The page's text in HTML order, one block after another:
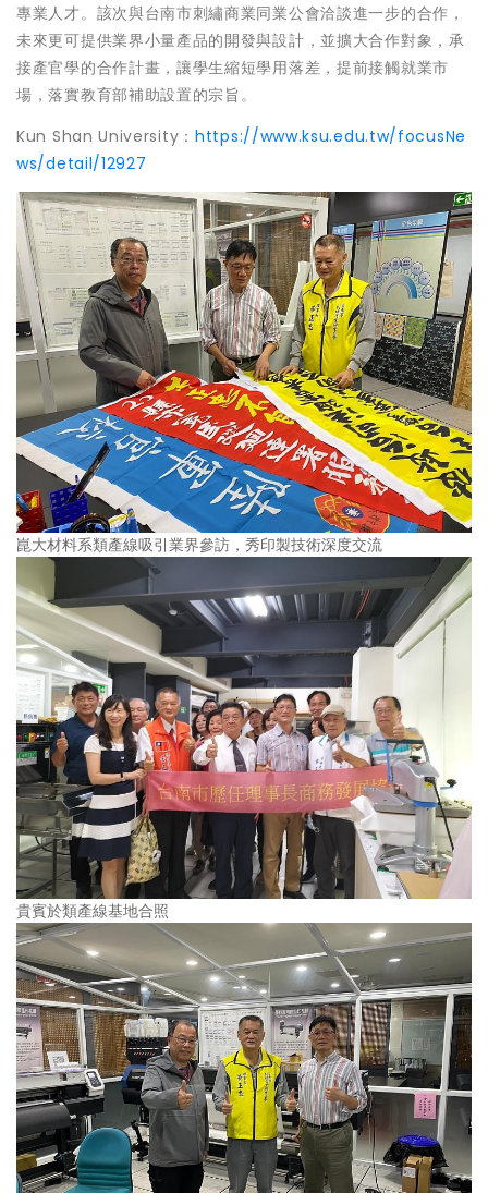
專業人才。該次與台南市刺繡商業同業公會洽談進一步的合作，
未來更可提供業界小量產品的開發與設計，並擴大合作對象，承
接產官學的合作計畫，讓學生縮短學用落差，提前接觸就業市
場，落實教育部補助設置的宗旨。
Kun Shan University： https://www.ksu.edu.tw/focusNe
ws/detail/12927
崑大材料系類產線吸引業界參訪，秀印製技術深度交流
貴賓於類產線基地合照